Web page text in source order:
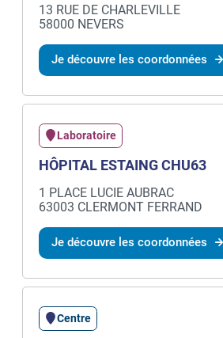
13 RUE DE CHARLEVILLE
58000 NEVERS
Je découvre les coordonnées
Laboratoire
HÔPITAL ESTAING CHU63
1 PLACE LUCIE AUBRAC
63003 CLERMONT FERRAND
Je découvre les coordonnées
Centre